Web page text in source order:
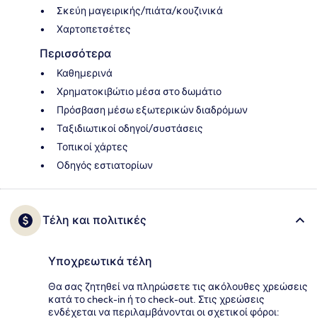
Σκεύη μαγειρικής/πιάτα/κουζινικά
Χαρτοπετσέτες
Περισσότερα
Καθημερινά
Χρηματοκιβώτιο μέσα στο δωμάτιο
Πρόσβαση μέσω εξωτερικών διαδρόμων
Ταξιδιωτικοί οδηγοί/συστάσεις
Τοπικοί χάρτες
Οδηγός εστιατορίων
Τέλη και πολιτικές
Υποχρεωτικά τέλη
Θα σας ζητηθεί να πληρώσετε τις ακόλουθες χρεώσεις
κατά το check-in ή το check-out. Στις χρεώσεις
ενδέχεται να περιλαμβάνονται οι σχετικοί φόροι: